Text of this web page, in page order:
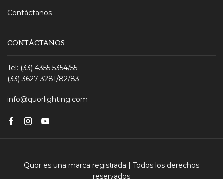
Contáctanos
CONTÁCTANOS
Tel: (33) 4355 5354/55
(33) 3627 3281/82/83
info@quorlighting.com
Facebook
Instagram
Youtube
Quor es una marca registrada | Todos los derechos
reservados